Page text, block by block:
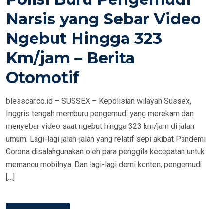
D
O
Narsis yang Sebar Video
Ngebut Hingga 323
Km/jam – Berita
Otomotif
blesscar.co.id – SUSSEX – Kepolisian wilayah Sussex,
Inggris tengah memburu pengemudi yang merekam dan
menyebar video saat ngebut hingga 323 km/jam di jalan
umum. Lagi-lagi jalan-jalan yang relatif sepi akibat Pandemi
Corona disalahgunakan oleh para penggila kecepatan untuk
memancu mobilnya. Dan lagi-lagi demi konten, pengemudi
[…]